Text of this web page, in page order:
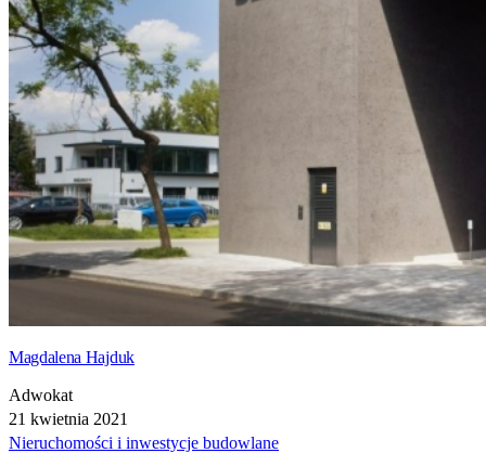
Magdalena Hajduk
Adwokat
21 kwietnia 2021
Nieruchomości i inwestycje budowlane